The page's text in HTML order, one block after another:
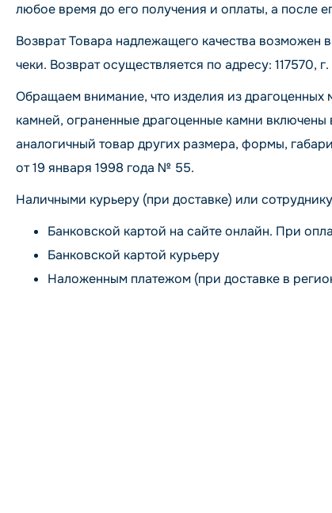
любое время до его получения и оплаты, а после
Возврат Товара надлежащего качества возможен
чеки. Возврат осуществляется по адресу: 117570,
Обращаем внимание, что изделия из драгоценных
камней, ограненные драгоценные камни
аналогичный товар других размера, формы,
от 19 января 1998 года № 55.
Наличными курьеру (при доставке) или
Банковской картой на сайте онлайн. При
Банковской картой курьеру
Наложенным платежом (при доставке в